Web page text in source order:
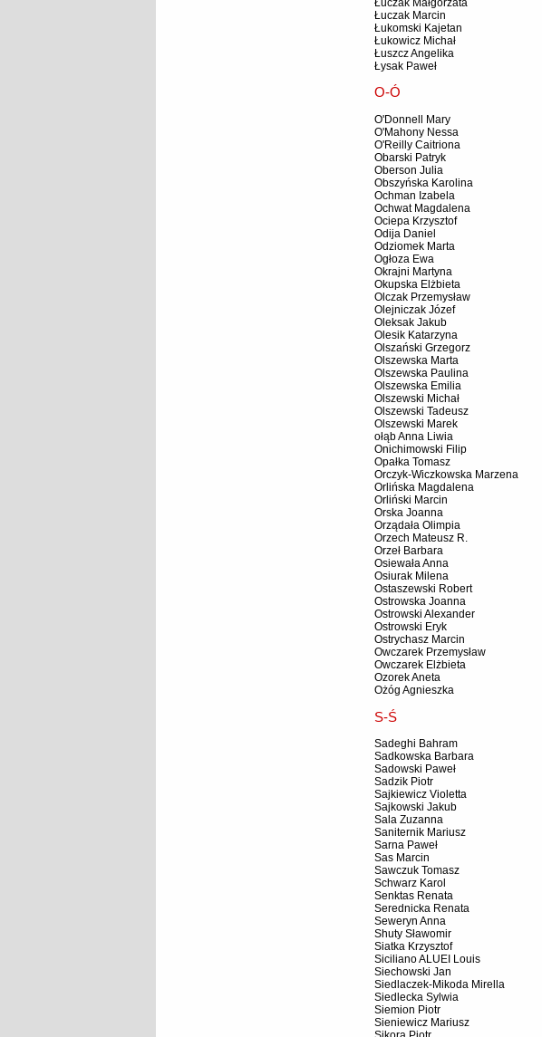
Łuczak Marcin
Łukomski Kajetan
Łukowicz Michał
Łuszcz Angelika
Łysak Paweł
O-Ó
O'Donnell Mary
O'Mahony Nessa
O'Reilly Caitriona
Obarski Patryk
Oberson Julia
Obszyńska Karolina
Ochman Izabela
Ochwat Magdalena
Ociepa Krzysztof
Odija Daniel
Odziomek Marta
Ogłoza Ewa
Okrajni Martyna
Okupska Elżbieta
Olczak Przemysław
Olejniczak Józef
Oleksak Jakub
Olesik Katarzyna
Olszański Grzegorz
Olszewska Marta
Olszewska Paulina
Olszewska Emilia
Olszewski Michał
Olszewski Tadeusz
Olszewski Marek
ołąb Anna Liwia
Onichimowski Filip
Opałka Tomasz
Orczyk-Wiczkowska Marzena
Orlińska Magdalena
Orliński Marcin
Orska Joanna
Orządała Olimpia
Orzech Mateusz R.
Orzeł Barbara
Osiewała Anna
Osiurak Milena
Ostaszewski Robert
Ostrowska Joanna
Ostrowski Alexander
Ostrowski Eryk
Ostrychasz Marcin
Owczarek Przemysław
Owczarek Elżbieta
Ozorek Aneta
Ożóg Agnieszka
S-Ś
Sadeghi Bahram
Sadkowska Barbara
Sadowski Paweł
Sadzik Piotr
Sajkiewicz Violetta
Sajkowski Jakub
Sala Zuzanna
Saniternik Mariusz
Sarna Paweł
Sas Marcin
Sawczuk Tomasz
Schwarz Karol
Senktas Renata
Serednicka Renata
Seweryn Anna
Shuty Sławomir
Siatka Krzysztof
Siciliano ALUEI Louis
Siechowski Jan
Siedlaczek-Mikoda Mirella
Siedlecka Sylwia
Siemion Piotr
Sieniewicz Mariusz